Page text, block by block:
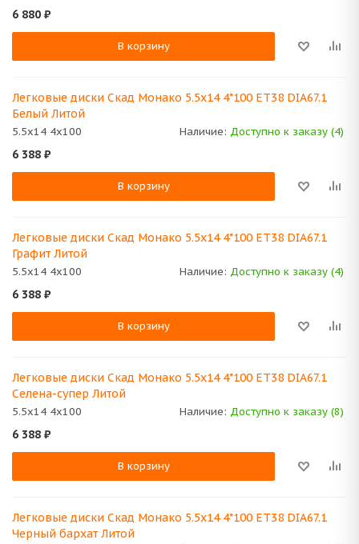
6 880 ₽
В корзину
Легковые диски Скад Монако 5.5x14 4*100 ET38 DIA67.1
Белый Литой
5.5x14 4x100 Наличие: Доступно к заказу (4)
6 388 ₽
В корзину
Легковые диски Скад Монако 5.5x14 4*100 ET38 DIA67.1
Графит Литой
5.5x14 4x100 Наличие: Доступно к заказу (4)
6 388 ₽
В корзину
Легковые диски Скад Монако 5.5x14 4*100 ET38 DIA67.1
Селена-супер Литой
5.5x14 4x100 Наличие: Доступно к заказу (8)
6 388 ₽
В корзину
Легковые диски Скад Монако 5.5x14 4*100 ET38 DIA67.1
Черный бархат Литой